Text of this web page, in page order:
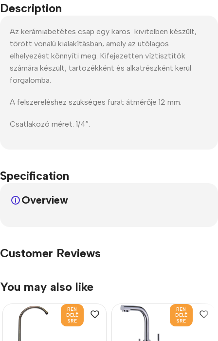
Description
Az kerámiabetétes csap egy karos kivitelben készült,
törött vonalú kialakításban, amely az utólagos
elhelyezést könnyíti meg. Kifejezetten víztisztítók
számára készült, tartozékként és alkatrészként kerül
forgalomba.
A felszereléshez szükséges furat átmérője 12 mm.
Csatlakozó méret: 1/4″.
Specification
Overview
Customer Reviews
You may also like
REN
DELÉ
SRE
REN
DELÉ
SRE